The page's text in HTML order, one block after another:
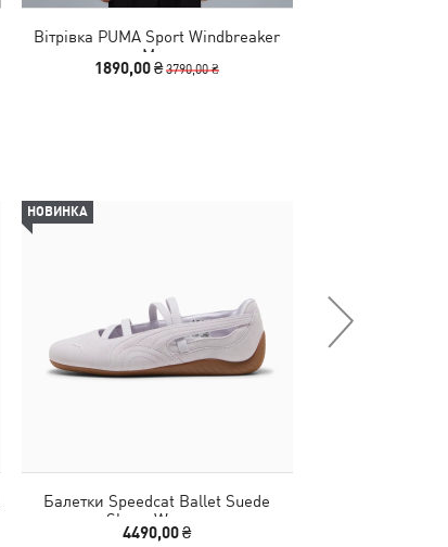
Вітрівка PUMA Sport Windbreaker
Men
1890,00 ₴3790,00 ₴
НОВИНКА
Балетки Speedcat Ballet Suede
Shoes Women
4490,00 ₴